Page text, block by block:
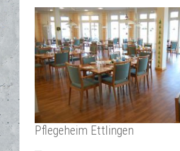
Pflegeheim Ettlingen